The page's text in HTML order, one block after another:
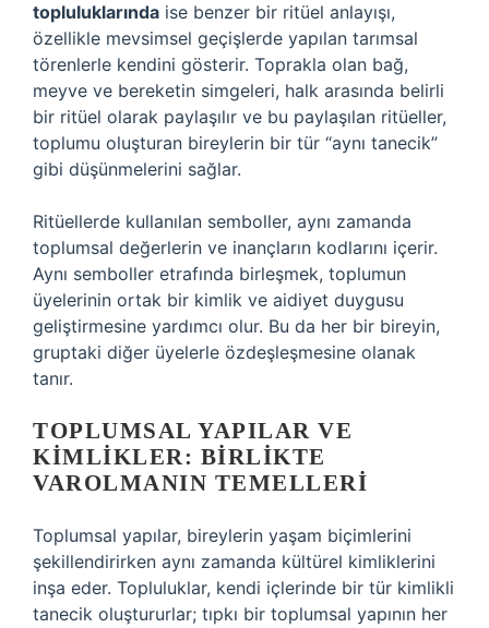
topluluklarında ise benzer bir ritüel anlayışı,
özellikle mevsimsel geçişlerde yapılan tarımsal
törenlerle kendini gösterir. Toprakla olan bağ,
meyve ve bereketin simgeleri, halk arasında belirli
bir ritüel olarak paylaşılır ve bu paylaşılan ritüeller,
toplumu oluşturan bireylerin bir tür “aynı tanecik”
gibi düşünmelerini sağlar.
Ritüellerde kullanılan semboller, aynı zamanda
toplumsal değerlerin ve inançların kodlarını içerir.
Aynı semboller etrafında birleşmek, toplumun
üyelerinin ortak bir kimlik ve aidiyet duygusu
geliştirmesine yardımcı olur. Bu da her bir bireyin,
gruptaki diğer üyelerle özdeşleşmesine olanak
tanır.
TOPLUMSAL YAPILAR VE
KIMLIKLER: BIRLIKTE
VAROLMANIN TEMELLERI
Toplumsal yapılar, bireylerin yaşam biçimlerini
şekillendirirken aynı zamanda kültürel kimliklerini
inşa eder. Topluluklar, kendi içlerinde bir tür kimlikli
tanecik oluştururlar; tıpkı bir toplumsal yapının her